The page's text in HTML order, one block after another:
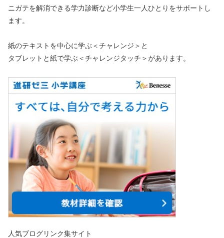
ニガテを解消できる学力診断など小学生一人ひとりをサポートし
ます。
紙のテキストを中心に学ぶ＜チャレンジ＞と
タブレットと紙で学ぶ＜チャレンジタッチ＞があります。
人気ブログリンク集サイト